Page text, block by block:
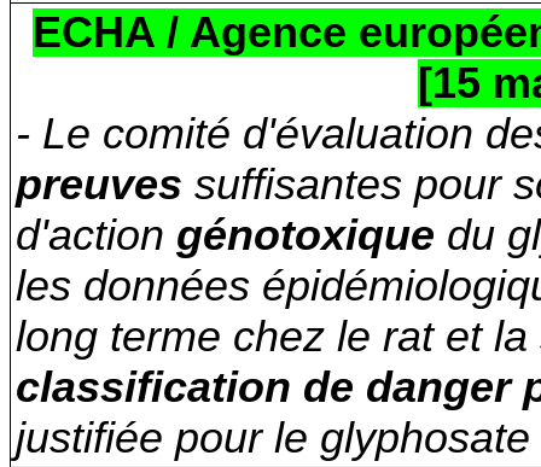
ECHA / Agence
[15
- Le comité d'évaluation
preuves suffisantes pour
d'action génotoxique du
les données
long terme chez le rat et la
classification de danger
justifiée pour le